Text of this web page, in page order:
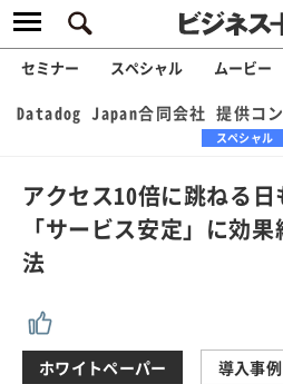
セミナー スペシャル ムービー
Datadog Japan合同会社 提供コ
スペシャル
アクセス10倍に跳ねる
「サービス安定」に効
法
ホワイトペーパー 導入事例